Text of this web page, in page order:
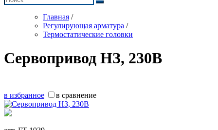
Главная /
Регулирующая арматура /
Термостатические головки
Сервопривод НЗ, 230В
в избранное в сравнение